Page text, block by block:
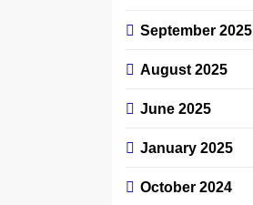
September 2025
August 2025
June 2025
January 2025
October 2024